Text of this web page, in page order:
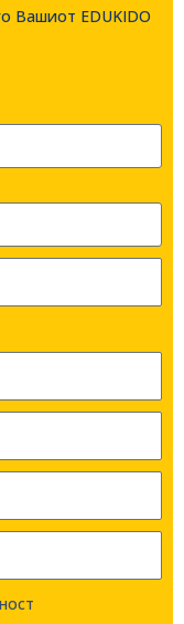
Вашиот EDUKIDO